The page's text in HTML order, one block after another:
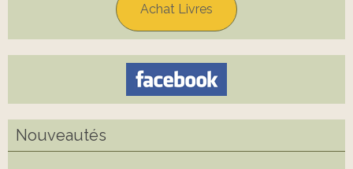
Achat Livres
Nouveautés